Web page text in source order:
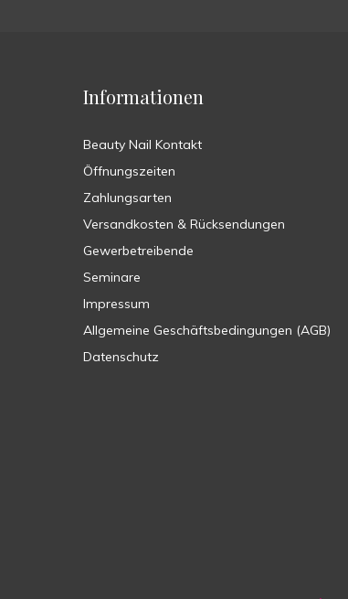
Informationen
Beauty Nail Kontakt
Öffnungszeiten
Zahlungsarten
Versandkosten & Rücksendungen
Gewerbetreibende
Seminare
Impressum
Allgemeine Geschäftsbedingungen (AGB)
Datenschutz